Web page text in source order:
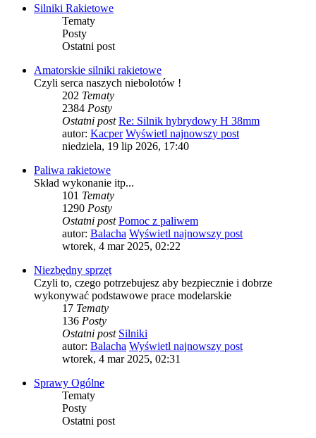
Silniki Rakietowe
Tematy
Posty
Ostatni post
Amatorskie silniki rakietowe
Czyli serca naszych niebolotów !
202 Tematy
2384 Posty
Ostatni post Re: Silnik hybrydowy H 38mm
autor: Kacper Wyświetl najnowszy post
niedziela, 19 lip 2026, 17:40
Paliwa rakietowe
Skład wykonanie itp...
101 Tematy
1290 Posty
Ostatni post Pomoc z paliwem
autor: Balacha Wyświetl najnowszy post
wtorek, 4 mar 2025, 02:22
Niezbędny sprzęt
Czyli to, czego potrzebujesz aby bezpiecznie i dobrze
wykonywać podstawowe prace modelarskie
17 Tematy
136 Posty
Ostatni post Silniki
autor: Balacha Wyświetl najnowszy post
wtorek, 4 mar 2025, 02:31
Sprawy Ogólne
Tematy
Posty
Ostatni post